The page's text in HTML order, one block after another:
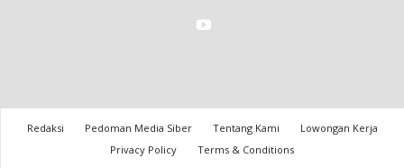
Redaksi Pedoman Media Siber Tentang Kami
Lowongan Kerja
Privacy Policy
Terms & Conditions